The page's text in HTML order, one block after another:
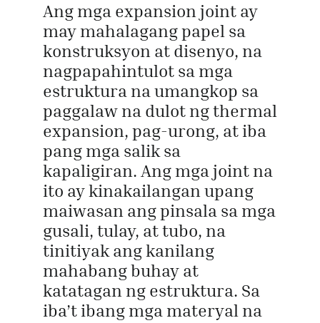
Kumuha ng
Ang mga expansion joint ay
may mahalagang papel sa
konstruksyon at disenyo, na
nagpapahintulot sa mga
estruktura na umangkop sa
paggalaw na dulot ng thermal
expansion, pag-urong, at iba
pang mga salik sa
kapaligiran. Ang mga joint na
ito ay kinakailangan upang
maiwasan ang pinsala sa mga
gusali, tulay, at tubo, na
tinitiyak ang kanilang
mahabang buhay at
katatagan ng estruktura. Sa
iba’t ibang mga materyal na